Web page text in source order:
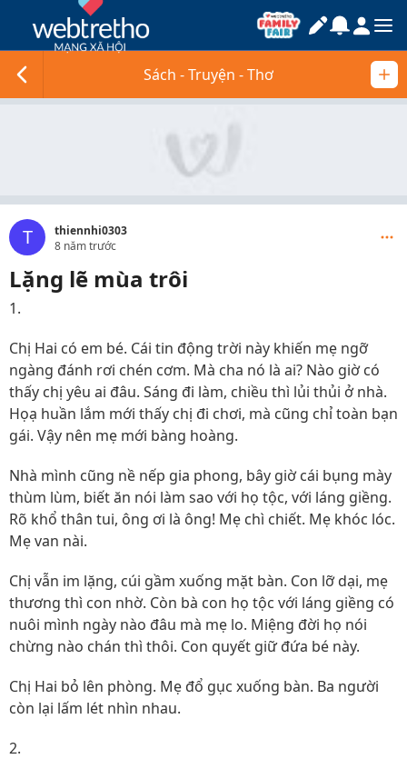
Sách - Truyện - Thơ
T
thiennhi0303
8 năm trước
Lặng lẽ mùa trôi
1.
Chị Hai có em bé. Cái tin động trời này khiến mẹ ngỡ
ngàng đánh rơi chén cơm. Mà cha nó là ai? Nào giờ có
thấy chị yêu ai đâu. Sáng đi làm, chiều thì lủi thủi ở nhà.
Họạ huần lắm mới thấy chị đi chơi, mà cũng chỉ toàn bạn
gái. Vậy nên mẹ mới bàng hoàng.
Nhà mình cũng nề nếp gia phong, bây giờ cái bụng mày
thùm lùm, biết ăn nói làm sao với họ tộc, với láng giềng.
Rõ khổ thân tui, ông ơi là ông! Mẹ chì chiết. Mẹ khóc lóc.
Mẹ van nài.
Chị vẫn im lặng, cúi gầm xuống mặt bàn. Con lỡ dại, mẹ
thương thì con nhờ. Còn bà con họ tộc với láng giềng có
nuôi mình ngày nào đâu mà mẹ lo. Miệng đời họ nói
chừng nào chán thì thôi. Con quyết giữ đứa bé này.
Chị Hai bỏ lên phòng. Mẹ đổ gục xuống bàn. Ba người
còn lại lấm lét nhìn nhau.
2.